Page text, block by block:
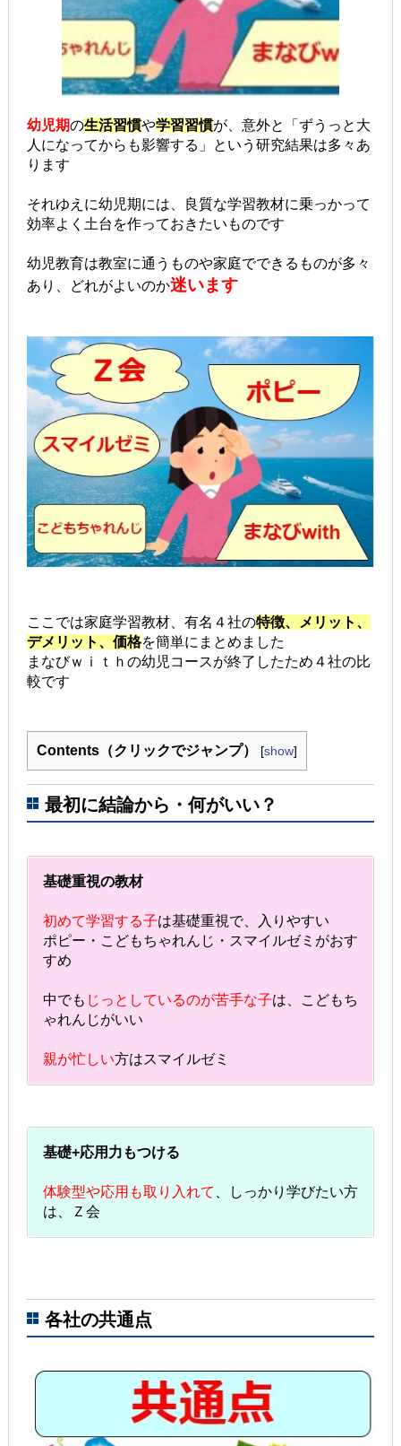
幼児期の生活習慣や学習習慣が、意外と「ずうっと大
人になってからも影響する」という研究結果は多々あ
ります
それゆえに幼児期には、良質な学習教材に乗っかって
効率よく土台を作っておきたいものです
幼児教育は教室に通うものや家庭でできるものが多々
あり、
どれがよいのか迷います
ここでは家庭学習教材、有名４社の特徴、メリット、
デメリット、価格を簡単にまとめました
まなびｗｉｔｈの幼児コースが終了したため４社の比
較です
Contents（クリックでジャンプ） [show]
最初に結論から・何がいい？
基礎重視の教材
初めて学習する子は基礎重視で、入りやすい
ポピー・こどもちゃれんじ・スマイルゼミがおす
すめ
中でも じっとしているのが苦手な子は、こどもち
ゃれんじがいい
親が忙しい方はスマイルゼミ
基礎+応用力もつける
体験型や応用も取り入れて
、しっかり学びたい方
は、Ｚ会
各社の共通点